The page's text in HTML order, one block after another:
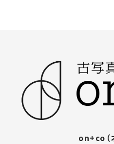
on+co（